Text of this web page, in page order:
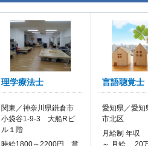
理学療法士
関東／神奈川県鎌倉市
小袋谷1-9-3 大船Rビ
ル１階
時給1800～2200円、賞
言語聴覚士
愛知県／愛知
市北区
月給制 年収
～ 月給 20